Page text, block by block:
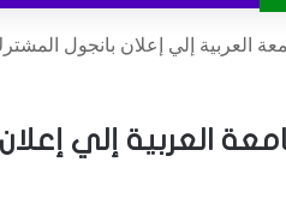
العربية إلي إعلان بانجول
العربية إلي